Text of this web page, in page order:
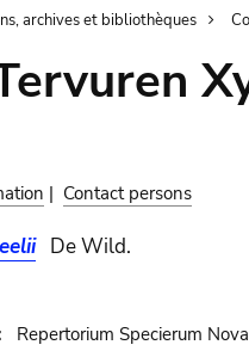
archives et bibliothèques
| Contact persons
De Wild.
Repertorium Specierum